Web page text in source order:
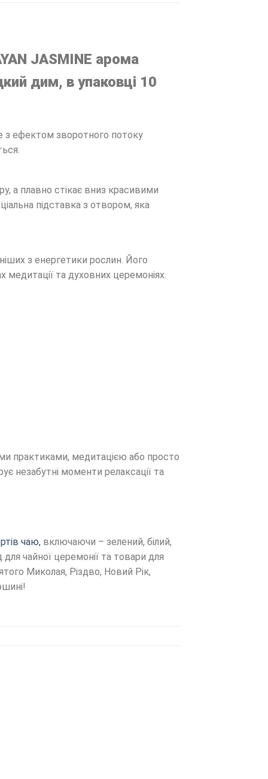
JASMINE арома
дим, в упаковці 10
з ефектом зворотного потоку
а плавно стікає вниз красивими
підставка з отвором, яка
з енергетики рослин. Його
медитації та духовних церемоніях.
практиками, медитацією або просто
незабутні моменти релаксації та
чаю, включаючи – зелений, білий,
чайної церемонії та товари для
Миколая, Різдво, Новий Рік,